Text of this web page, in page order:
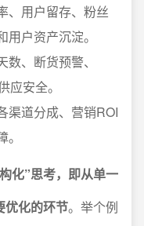
、用户留存、粉丝
户资产沉淀。
、断货预警、
应安全。
渠道分成、营销ROI
化”思考，即从单一
优化的环节。举个例